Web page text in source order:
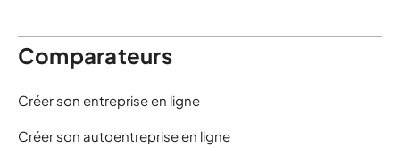
Comparateurs
Créer son entreprise en ligne
Créer son autoentreprise en ligne